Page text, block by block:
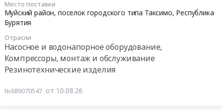
Место поставки
Муйский район, поселок городского типа Таксимо, Республика
Бурятия
Отрасли
Насосное и водонапорное оборудование,
Компрессоры, монтаж и обслуживание
Резинотехнические изделия
№689070547 от 10.08.26